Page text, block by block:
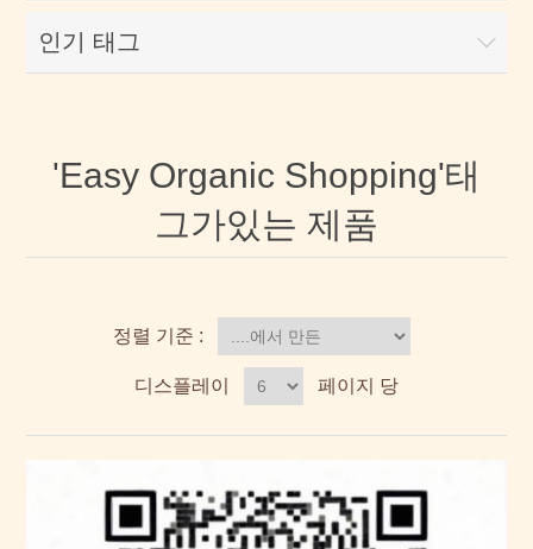
인기 태그
'Easy Organic Shopping'태
그가있는 제품
정렬 기준 :
디스플레이 페이지 당